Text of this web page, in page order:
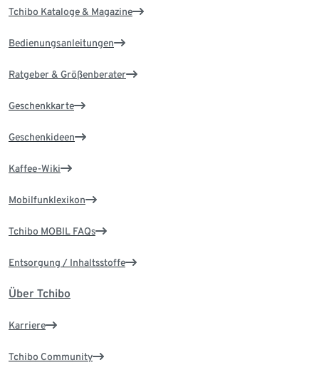
Tchibo Kataloge & Magazine
Bedienungsanleitungen
Ratgeber & Größenberater
Geschenkkarte
Geschenkideen
Kaffee-Wiki
Mobilfunklexikon
Tchibo MOBIL FAQs
Entsorgung / Inhaltsstoffe
Über Tchibo
Karriere
Tchibo Community